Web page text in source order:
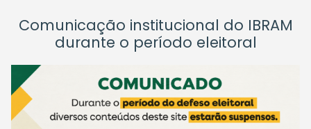
Comunicação institucional do IBRAM
durante o período eleitoral